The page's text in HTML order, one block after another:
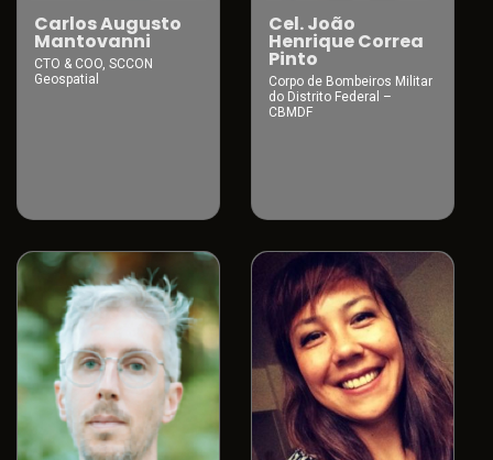
Carlos Augusto
Mantovanni
CTO & COO, SCCON
Geospatial
Cel. João
Henrique Correa
Pinto
Corpo de Bombeiros Militar
do Distrito Federal –
CBMDF